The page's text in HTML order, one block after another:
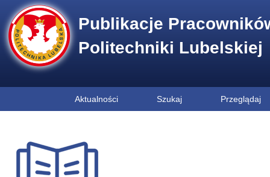
Publikacje
Politechniki Lubelskiej
Aktualności Szukaj Przeglądaj